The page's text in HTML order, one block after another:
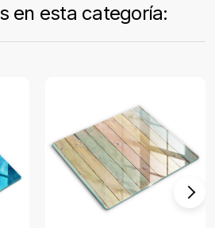
en esta categoría: